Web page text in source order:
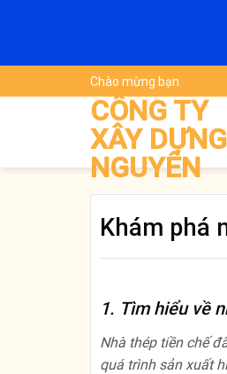
to
Chào mừng bạn
CÔNG TY
XÂY DỰNG
NGUYÊN
Khám phá
1. Tìm hiểu về
Nhà thép tiền chế
quá trình sản xuất